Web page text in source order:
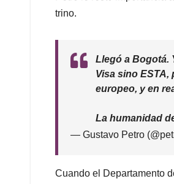
trino.
Llegó a Bogotá.
Visa sino
europeo, y en
La humanidad
— Gustavo Petro
Cuando el Departamento